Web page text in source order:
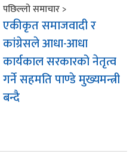
पछिल्लो समाचार >
एकीकृत समाजवादी र
कांग्रेसले आधा-आधा
कार्यकाल सरकारको नेतृत्व
गर्ने सहमति पाण्डे मुख्यमन्त्री
बन्दै